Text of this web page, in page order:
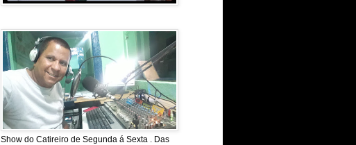
Show do Catireiro de Segunda á Sexta . Das